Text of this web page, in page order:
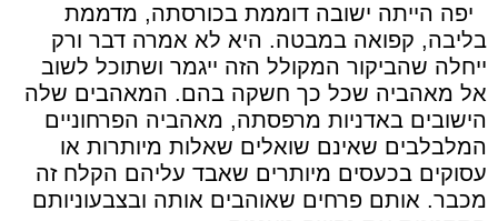
יפה הייתה ישובה דוממת בכורסתה, מדממת
בליבה, קפואה במבטה. היא לא אמרה דבר ורק
ייחלה שהביקור המקולל הזה ייגמר ושתוכל לשוב
אל מאהביה שכל כך חשקה בהם. המאהבים שלה
הישובים באדניות מרפסתה, מאהביה הפרחוניים
המלבלבים שאינם שואלים שאלות מיותרות או
עסוקים בכעסים מיותרים שאבד עליהם הקלח זה
מכבר. אותם פרחים שאוהבים אותה ובצבעוניותם